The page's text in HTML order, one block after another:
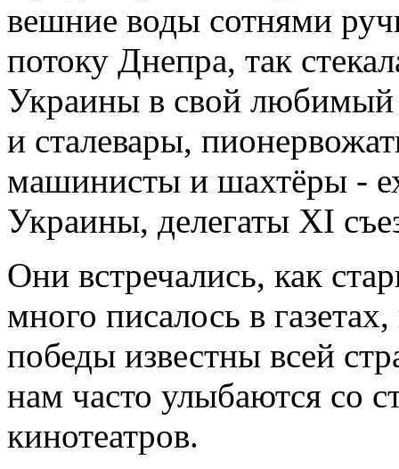
вешние воды сотнями
потоку Днепра, так
Украины в свой любимый
и сталевары,
машинисты и шахтёры -
Украины, делегаты XI
Они встречались, как
много писалось в
победы известны всей
нам часто улыбаются со
кинотеатров.